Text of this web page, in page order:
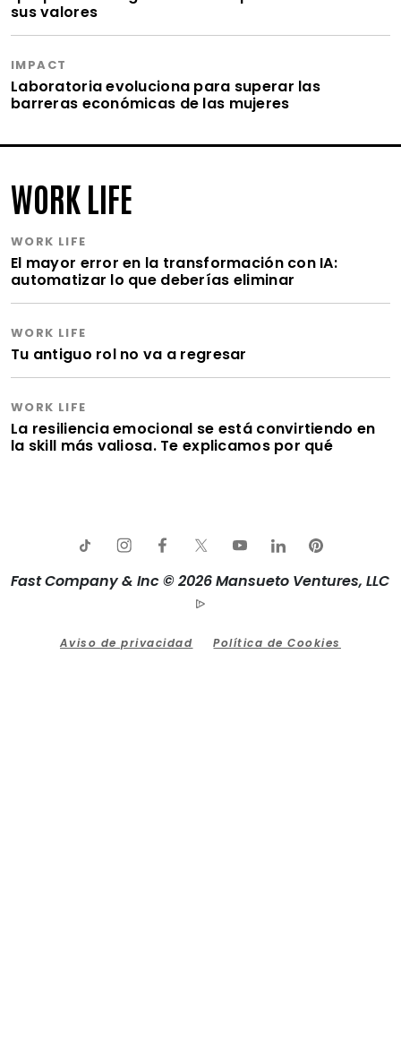
sus valores
IMPACT
Laboratoria evoluciona para superar las
barreras económicas de las mujeres
WORK LIFE
WORK LIFE
El mayor error en la transformación con IA:
automatizar lo que deberías eliminar
WORK LIFE
Tu antiguo rol no va a regresar
WORK LIFE
La resiliencia emocional se está convirtiendo en
la skill más valiosa. Te explicamos por qué
Fast Company & Inc © 2026 Mansueto Ventures, LLC
Aviso de privacidad Política de Cookies